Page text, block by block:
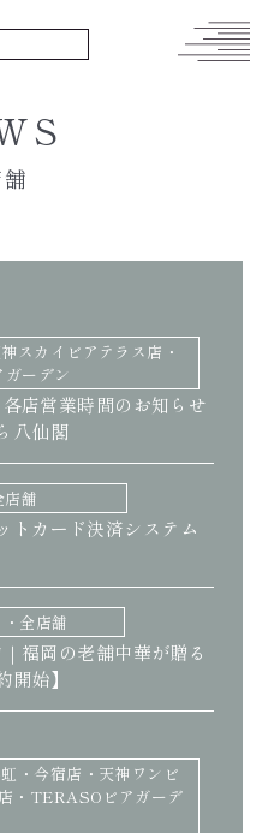
スカイビアテラス店・
ーデン
店営業時間のお知らせ
八仙閣
店舗
トカード決済システム
全店舗
福岡の老舗中華が贈る
始】
・今宿店・天神ワンビ
・TERASOビアガーデ